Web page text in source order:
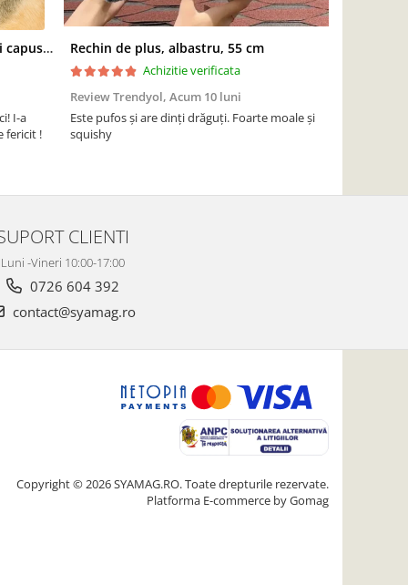
Zgarda antiparazitara caini, anti capuse si purici, 59 cm
I-a
fericit !
Rechin de plus, albastru, 55 cm
Achizitie verificata
Review Trendyol, Acum 10 luni
Este pufos și are dinți drăguți. Foarte moale și
squishy
CLIENTI
Luni -Vineri 10:00-17:00
0726 604 392
contact@syamag.ro
Copyright © 2026 SYAMAG.RO. Toate drepturile rezervate.
Platforma E-commerce by Gomag